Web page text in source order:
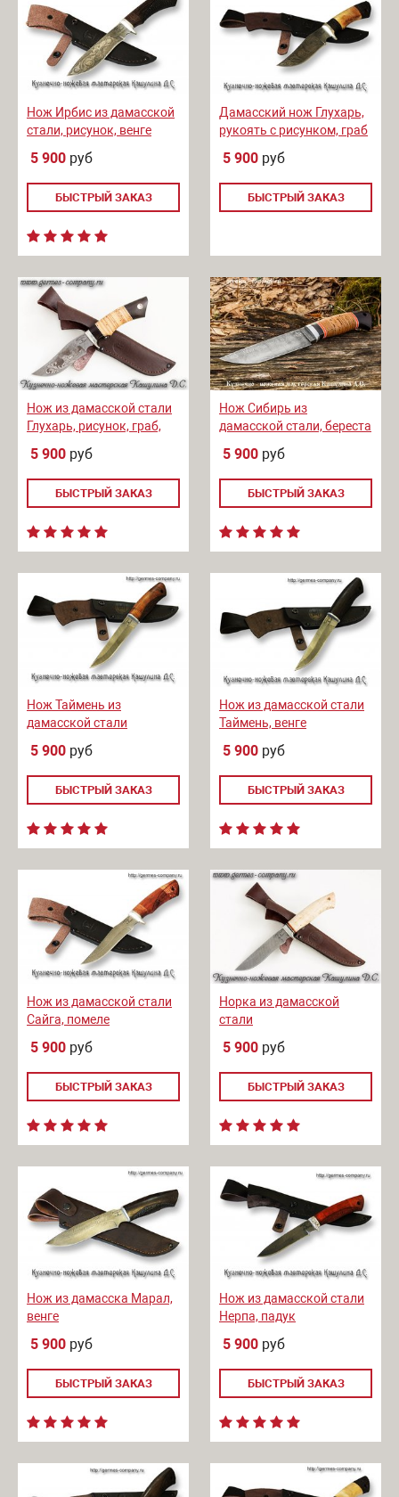
Нож Ирбис из дамасской
стали, рисунок, венге
5 900 руб
БЫСТРЫЙ ЗАКАЗ
Дамасский нож Глухарь,
рукоять с рисунком, граб
5 900 руб
БЫСТРЫЙ ЗАКАЗ
Нож из дамасской стали
Глухарь, рисунок, граб,
5 900 руб
БЫСТРЫЙ ЗАКАЗ
Нож Сибирь из
дамасской стали, береста
5 900 руб
БЫСТРЫЙ ЗАКАЗ
Нож Таймень из
дамасской стали
5 900 руб
БЫСТРЫЙ ЗАКАЗ
Нож из дамасской стали
Таймень, венге
5 900 руб
БЫСТРЫЙ ЗАКАЗ
Нож из дамасской стали
Сайга, помеле
5 900 руб
БЫСТРЫЙ ЗАКАЗ
Норка из дамасской
стали
5 900 руб
БЫСТРЫЙ ЗАКАЗ
Нож из дамасска Марал,
венге
5 900 руб
БЫСТРЫЙ ЗАКАЗ
Нож из дамасской стали
Нерпа, падук
5 900 руб
БЫСТРЫЙ ЗАКАЗ